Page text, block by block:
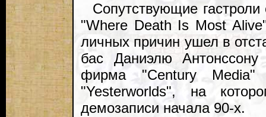
Сопутствующие
"Where Death Is Most
личных причин ушел в
бас Даниэлю
фирма "Century
"Yesterworlds", на
демозаписи начала 90-х.